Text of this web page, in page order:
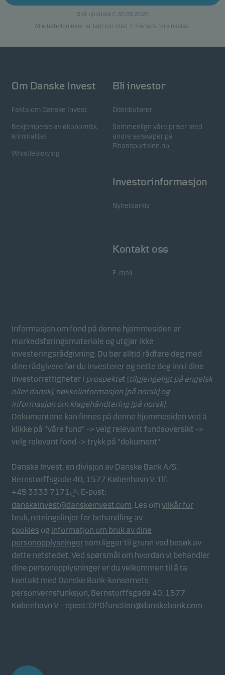
Sist oppdatert 30.06.2026
Alle beholdninger er lagt inn med 1 måneds forsinkelse.
Om Danske Invest
Fakta om Danske Invest
Bekjempelse av økonomisk
kriminalitet
Whistleblowing
Bli investor
Distributører
Sammenlign våre priser med
andre selskaper på
Finansportalen.no
Investorinformasjon
Nyhetsarkiv
Kontakt oss
E-mail
Informasjon om fond på denne hjemmesiden er
markedsføringsmateriale og utgjør ikke
investeringsrådgivning. Du bør alltid rådføre deg med
dine rådgivere før du investerer og sette deg inn i dine
investorrettigheter i prospektet (tilgjengeligt på engelsk
eller dansk), nøkkelinformasjon (på norsk)og
informasjon om klagehåndtering (på norsk).
Dokumentene kan finnes på denne hjemmesiden ved å
klikke på "Våre fond" -> velg relevant fondsoversikt ->
velg relevant fond -> trykk på "dokument".
Danske Invest, en divisjon av Danske Bank A/S,
Bernstorffsgade 40, 1577 København V. Tlf.
+45 3333 7171
. E-post:
danskeinvest@danskeinvest.com. Les om vilkår for
bruk, retningslinjer for behandling av
cookies og informatjon om bruk av dine
personopplysninger som ligger til grunn ved besøk av
dette netstedet. Ved spørsmål om hvordan vi behandler
dine personopplysninger er du velkommen til å ta
kontakt med Danske Bank-konsernets
personvernsfunksjon, Bernstorffsgade 40, 1577
København V – epost: DPOfunction@danskebank.com
hjemmesiden. Nettsiden fungerer ikke optimalt uten
disse informasjonskapslene, og du kan ikke avvise
disse når du bruker nettstedet vårt.
informasjonskapsler gjør at vår hjemmeside husker
vises på. Du kan avvise disse informasjonskapslene i
informasjonskapselfanen.
atferden til våre besøkende på et aggregert nivå for
vårt. For eksempel hvordan besøkende bruker siden